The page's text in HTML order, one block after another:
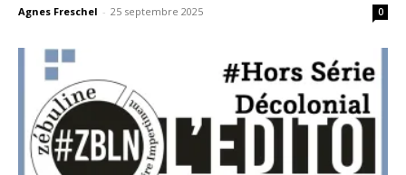
Agnes Freschel - 25 septembre 2025 0